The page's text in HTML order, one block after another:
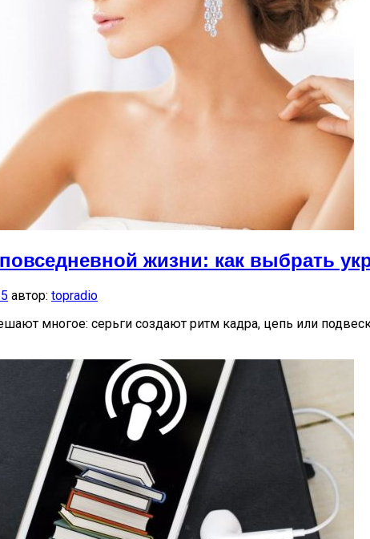
жизни: как выбрать
автор: topradio
многое: серьги создают ритм кадра, цепь или